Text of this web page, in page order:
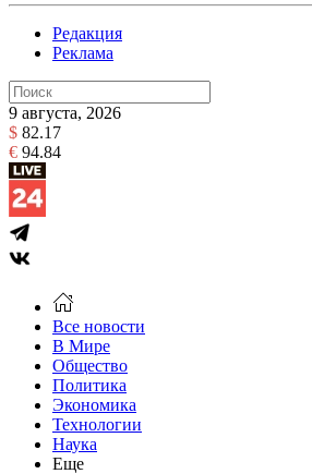
Редакция
Реклама
9 августа, 2026
$ 82.17
€ 94.84
Все новости
В Мире
Общество
Политика
Экономика
Технологии
Наука
Еще